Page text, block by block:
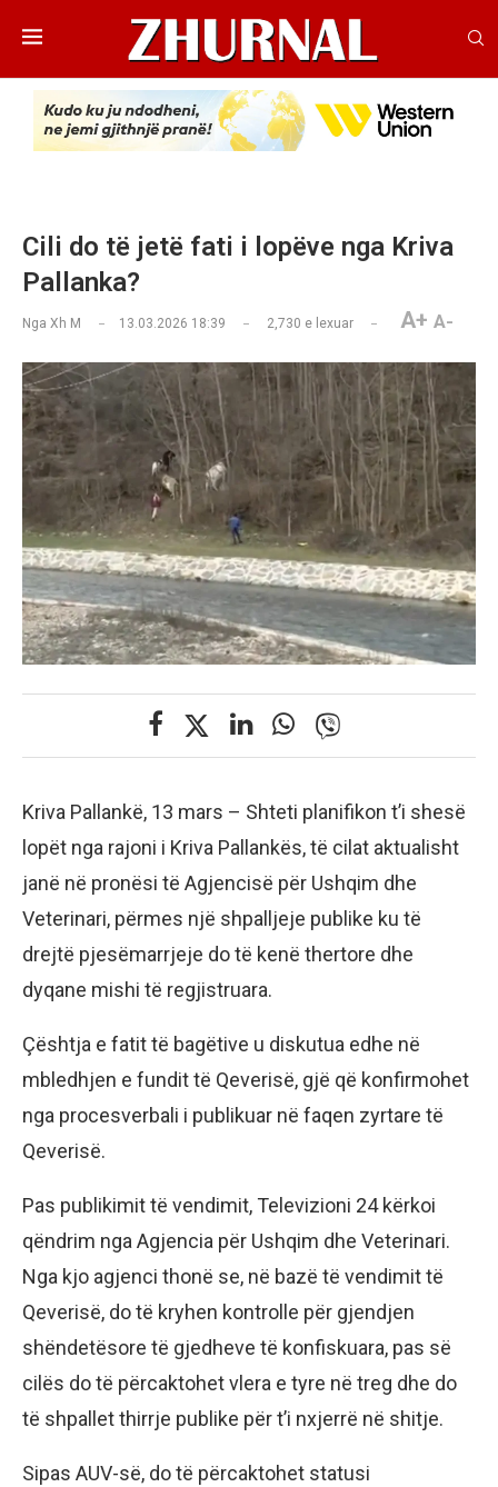
Cili do të jetë fati i lopëve nga Kriva
Pallanka?
Nga Xh M 13.03.2026 18:39 2,730 e lexuar A+ A-
Kriva Pallankë, 13 mars – Shteti planifikon t’i shesë
lopët nga rajoni i Kriva Pallankës, të cilat aktualisht
janë në pronësi të Agjencisë për Ushqim dhe
Veterinari, përmes një shpalljeje publike ku të
drejtë pjesëmarrjeje do të kenë thertore dhe
dyqane mishi të regjistruara.
Çështja e fatit të bagëtive u diskutua edhe në
mbledhjen e fundit të Qeverisë, gjë që konfirmohet
nga procesverbali i publikuar në faqen zyrtare të
Qeverisë.
Pas publikimit të vendimit, Televizioni 24 kërkoi
qëndrim nga Agjencia për Ushqim dhe Veterinari.
Nga kjo agjenci thonë se, në bazë të vendimit të
Qeverisë, do të kryhen kontrolle për gjendjen
shëndetësore të gjedheve të konfiskuara, pas së
cilës do të përcaktohet vlera e tyre në treg dhe do
të shpallet thirrje publike për t’i nxjerrë në shitje.
Sipas AUV-së, do të përcaktohet statusi